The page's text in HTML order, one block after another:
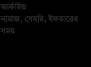
আর্কাইভ
নামাজ, সেহরি, ইফতারের
সময়